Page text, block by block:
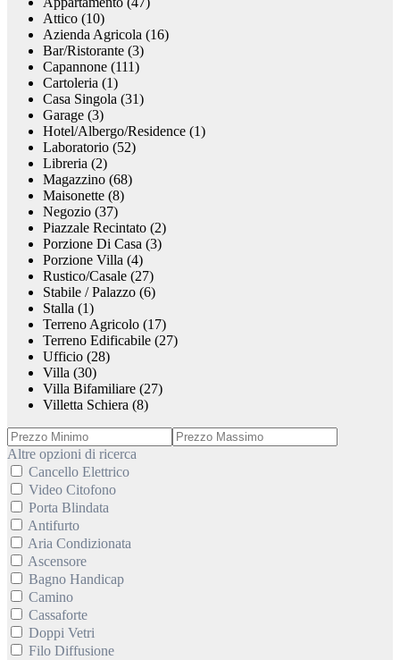
Attico (10)
Azienda Agricola (16)
Bar/Ristorante (3)
Capannone (111)
Cartoleria (1)
Casa Singola (31)
Garage (3)
Hotel/Albergo/Residence (1)
Laboratorio (52)
Libreria (2)
Magazzino (68)
Maisonette (8)
Negozio (37)
Piazzale Recintato (2)
Porzione Di Casa (3)
Porzione Villa (4)
Rustico/Casale (27)
Stabile / Palazzo (6)
Stalla (1)
Terreno Agricolo (17)
Terreno Edificabile (27)
Ufficio (28)
Villa (30)
Villa Bifamiliare (27)
Villetta Schiera (8)
Altre opzioni di ricerca
Cancello Elettrico
Video Citofono
Porta Blindata
Antifurto
Aria Condizionata
Ascensore
Bagno Handicap
Camino
Cassaforte
Doppi Vetri
Filo Diffusione